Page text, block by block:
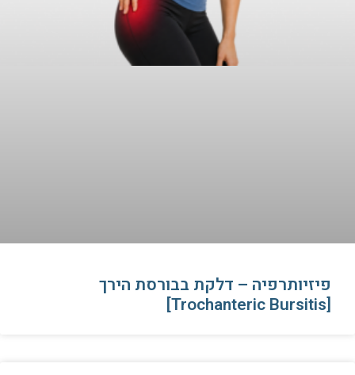
פיזיותרפיה – דלקת בבורסת הירך
[Trochanteric Bursitis]